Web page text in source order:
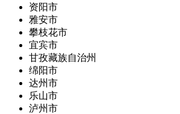
资阳市
雅安市
攀枝花市
宜宾市
甘孜藏族自治州
绵阳市
达州市
乐山市
泸州市